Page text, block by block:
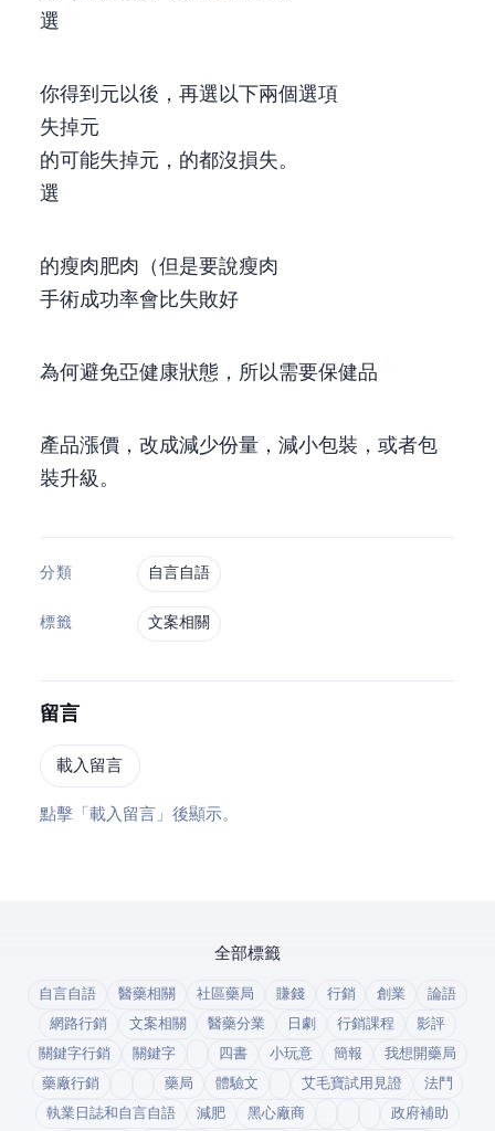
84%選A
你得到200元以後，再選以下兩個選項
1.失掉50元
2.50%的可能失掉100元，50%的都沒損失。
69%選B
70%的瘦肉=30%肥肉 （但是要說70%瘦肉)
手術成功率70%會比失敗30%好
為何避免亞健康狀態，所以需要保健品
產品漲價，改成減少份量，減小包裝，或者包
裝升級。
分類 自言自語
標籤 文案相關
留言
載入留言
點擊「載入留言」後顯示 Disqus。
全部標籤
自言自語 醫藥相關 社區藥局 賺錢 行銷 創業
論語
網路行銷
文案相關 醫藥分業 日劇 行銷課程
影評
關鍵字行銷
關鍵字 四書 小玩意 簡報
我想開藥局
藥廠行銷
藥局 體驗文 艾毛寶試用見證
法鬥
執業日誌和自言自語
減肥 黑心廠商
政府補助